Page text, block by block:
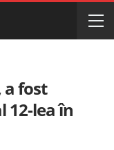
a fost
12-lea în